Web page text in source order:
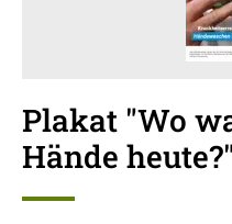
Plakat "Wo
Hände